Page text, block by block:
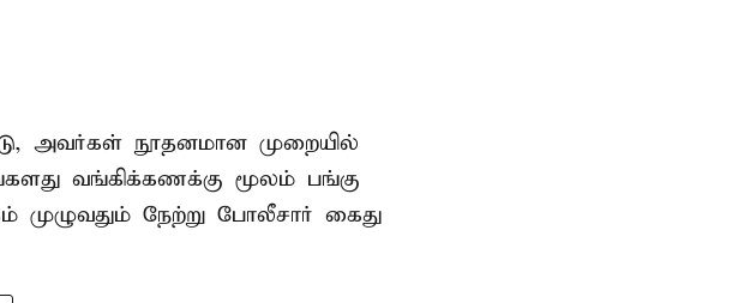
அவர்கள் நூதனமான முறையில்
வங்கிக்கணக்கு மூலம் பங்கு
நேற்று போலீசார் கைது